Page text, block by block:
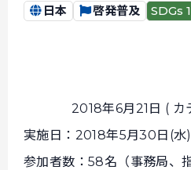
日本 啓発普及 SDGs
2018年6月21日 ( カ
実施日：2018年5月30日(水)
参加者数：58名（事務局、